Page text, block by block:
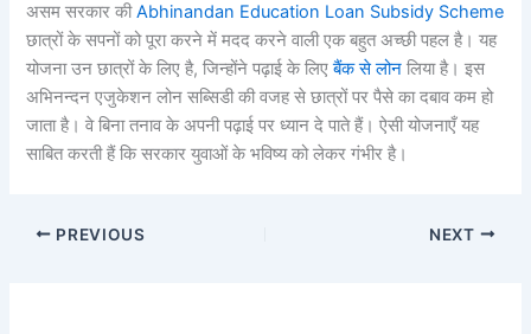
असम सरकार कीAbhinandan Education Loan Subsidy Scheme
छात्रों के सपनों को पूरा करने में मदद करने वाली एक बहुत अच्छी पहल है। यह
योजना उन छात्रों के लिए है, जिन्होंने पढ़ाई के लिएबैंक से लोन लिया है। इस
अभिनन्दन एजुकेशन लोन सब्सिडी की वजह से छात्रों पर पैसे का दबाव कम हो
जाता है। वे बिना तनाव के अपनी पढ़ाई पर ध्यान दे पाते हैं। ऐसी योजनाएँ यह
साबित करती हैं कि सरकार युवाओं के भविष्य को लेकर गंभीर है।
PREVIOUS NEXT